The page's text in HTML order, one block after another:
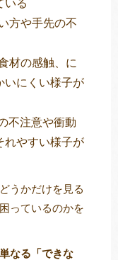
いる
方や手先の不
材の感触、に
いにくい様子が
不注意や衝動
れやすい様子が
うかだけを見る
っているのかを
なる「できな